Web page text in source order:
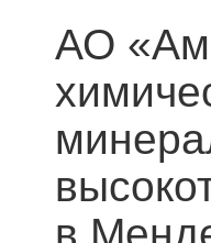
АО